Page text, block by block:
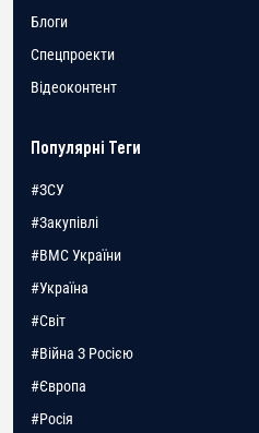
Блоги
Спецпроекти
Відеоконтент
Популярні Теги
#ЗСУ
#Закупівлі
#ВМС України
#Україна
#Світ
#Війна З Росією
#Європа
#Росія